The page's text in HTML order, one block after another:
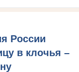
России
в клочья –